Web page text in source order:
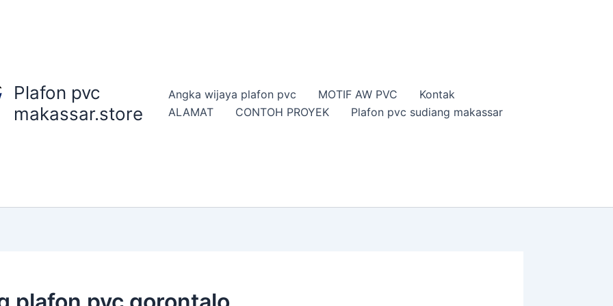
Plafon pvc
makassar.store
Angka wijaya plafon pvc MOTIF AW PVC
Kontak
ALAMAT
CONTOH PROYEK Plafon pvc sudiang makassar